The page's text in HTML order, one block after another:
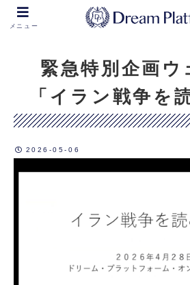
緊急特別企画ウ
「イラン戦争を
2026-05-06
メニュー